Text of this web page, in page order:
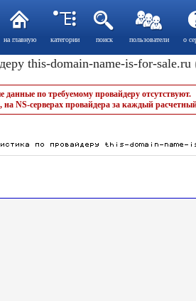
на главную категории поиск пользователи о
this-domain-name-is-for-sale.ru
данные по требуемому провайдеру отсутствуют.
NS-серверах провайдера за каждый